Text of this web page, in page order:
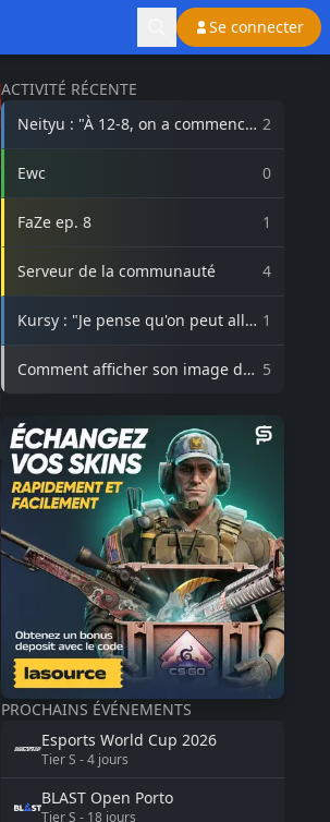
Se connecter
ACTIVITÉ RÉCENTE
Neityu : "À 12-8, on a commencé 2
Ewc 0
FaZe ep. 8 1
Serveur de la communauté 4
Kursy : "Je pense qu'on peut aller
3DMAX"
1
Comment afficher son image de
5
PROCHAINS ÉVÉNEMENTS
Esports World Cup 2026
TierS -4 jours
BLAST Open Porto
TierS - 18 jours